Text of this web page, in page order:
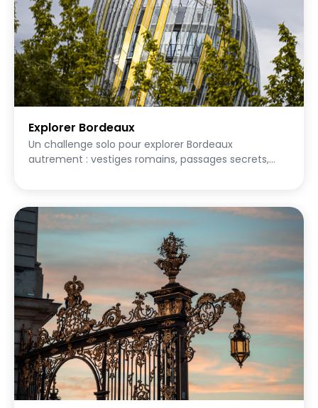
Explorer Bordeaux
Un challenge solo pour explorer Bordeaux
autrement : vestiges romains, passages secrets,
que même les Bordelais ne connaissent pas
toujours !